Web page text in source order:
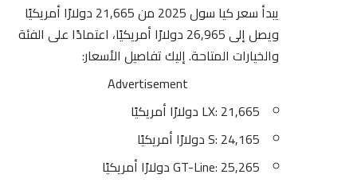
يبدأ سعر كيا سول 2025 من 21,665 دولارًا أمريكيًا
ويصل إلى 26,965 دولارًا أمريكيًا، اعتمادًا على الفئة
والخيارات المتاحة. إليك تفاصيل الأسعار:
Advertisement
LX: 21,665 دولارًا أمريكيًا
S: 24,165 دولارًا أمريكيًا
GT-Line: 25,265 دولارًا أمريكيًا